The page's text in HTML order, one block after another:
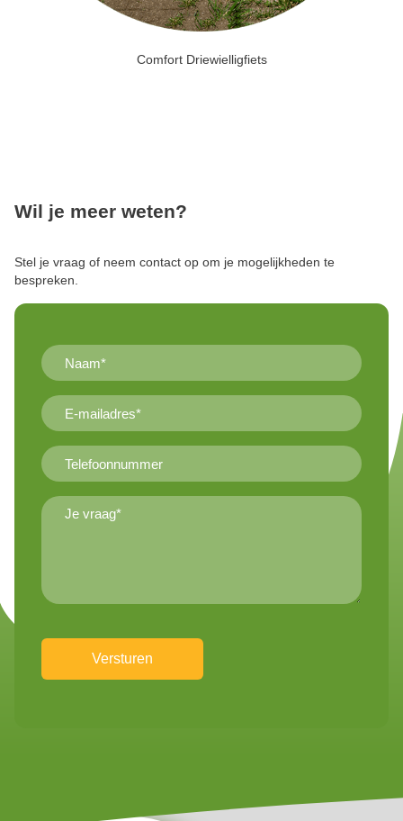
Comfort Driewielligfiets
Wil je meer weten?
Stel je vraag of neem contact op om je mogelijkheden te
bespreken.
Naam*
(Vereist)
E-
mailadres
(Vereist)
Telefoonnummer
Je